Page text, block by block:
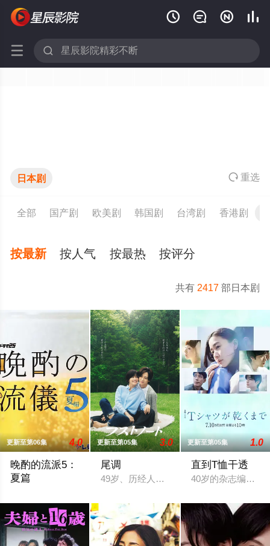
   
 
日本剧  重选
全部 国产剧 欧美剧 韩国剧 台湾剧 香港剧
按最新 按人气 按最热 按评分
共有 2417 部日本剧
更新至第06集 4.0
晚酌的流派5：
夏篇
更新至第05集 3.0
尾调
49岁、历经人生酸甜苦辣而追求现状稳定
更新至第05集 1.0
直到T恤干透
40岁的杂志编辑咲